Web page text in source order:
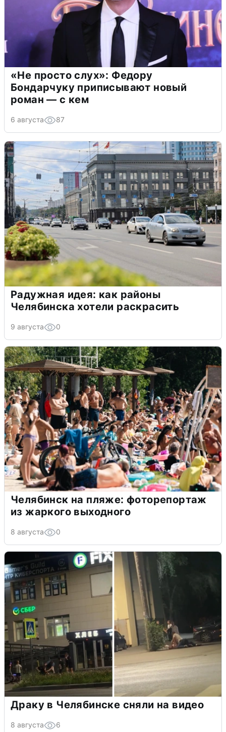
«Не просто слух»: Федору
Бондарчуку приписывают новый
роман — с кем
6 августа 87
Радужная идея: как районы
Челябинска хотели раскрасить
9 августа 0
Челябинск на пляже: фоторепортаж
из жаркого выходного
8 августа 0
Драку в Челябинске сняли на видео
8 августа 6